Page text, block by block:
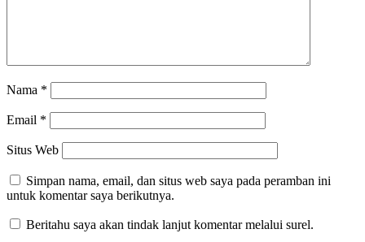
Nama *
Email *
Situs Web
Simpan nama, email, dan situs web saya pada peramban ini
untuk komentar saya berikutnya.
Beritahu saya akan tindak lanjut komentar melalui surel.